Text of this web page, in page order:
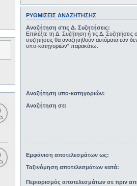
ΡΥΘΜΊΣΕΙΣ ΑΝΑΖΉΤΗΣΗΣ
Αναζήτηση στις Δ. Συζητήσεις:
Επιλέξτε τη Δ. Συζήτηση ή τις Δ. Συζητήσεις
συζητήσεις θα αναζητηθούν αυτόματα εάν
υπο-κατηγοριών“ παρακάτω.
Αναζήτηση υπο-κατηγοριών:
Αναζήτηση σε:
Εμφάνιση αποτελεσμάτων ως:
Ταξινόμηση αποτελεσμάτων κατά:
Περιορισμός αποτελεσμάτων σε πριν